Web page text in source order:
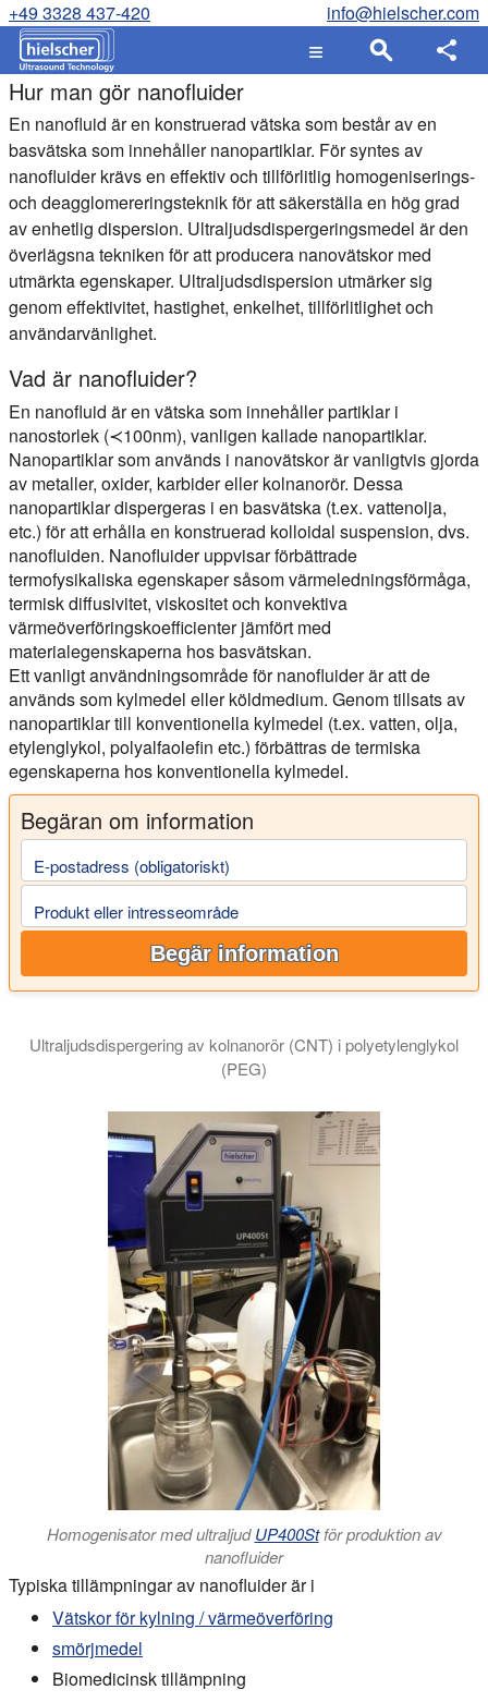
+49 3328 437-420 info@hielscher.com
Hur man gör nanofluider
En nanofluid är en konstruerad vätska som består av en
basvätska som innehåller nanopartiklar. För syntes av
nanofluider krävs en effektiv och tillförlitlig homogeniserings-
och deagglomereringsteknik för att säkerställa en hög grad
av enhetlig dispersion. Ultraljudsdispergeringsmedel är den
överlägsna tekniken för att producera nanovätskor med
utmärkta egenskaper. Ultraljudsdispersion utmärker sig
genom effektivitet, hastighet, enkelhet, tillförlitlighet och
användarvänlighet.
Vad är nanofluider?
En nanofluid är en vätska som innehåller partiklar i
nanostorlek (≺100nm), vanligen kallade nanopartiklar.
Nanopartiklar som används i nanovätskor är vanligtvis gjorda
av metaller, oxider, karbider eller kolnanorör. Dessa
nanopartiklar dispergeras i en basvätska (t.ex. vattenolja,
etc.) för att erhålla en konstruerad kolloidal suspension, dvs.
nanofluiden. Nanofluider uppvisar förbättrade
termofysikaliska egenskaper såsom värmeledningsförmåga,
termisk diffusivitet, viskositet och konvektiva
värmeöverföringskoefficienter jämfört med
materialegenskaperna hos basvätskan.
Ett vanligt användningsområde för nanofluider är att de
används som kylmedel eller köldmedium. Genom tillsats av
nanopartiklar till konventionella kylmedel (t.ex. vatten, olja,
etylenglykol, polyalfaolefin etc.) förbättras de termiska
egenskaperna hos konventionella kylmedel.
Begäran om information
E-postadress (obligatoriskt)
Produkt eller intresseområde
Begär information
Ultraljudsdispergering av kolnanorör (CNT) i polyetylenglykol
(PEG)
Homogenisator med ultraljudUP400Stför produktion av
nanofluider
Typiska tillämpningar av nanofluider är i
Vätskor för kylning / värmeöverföring
smörjmedel
Biomedicinsk tillämpning